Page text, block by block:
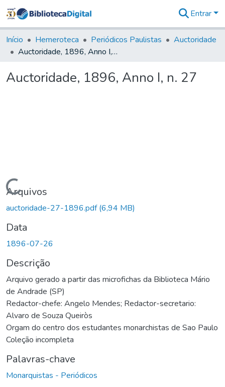
&
Coleções
Tudo na
Digital
Entrar
Início Hemeroteca Periódicos Paulistas
Auctoridade
Auctoridade, 1896, Anno I, n. 27
Auctoridade, 1896, Anno I, n. 27
Carregando...
Arquivos
auctoridade-27-1896.pdf(6,94 MB)
Data
1896-07-26
Descrição
Arquivo gerado a partir das microfichas da Biblioteca Mário
de Andrade (SP)
Redactor-chefe: Angelo Mendes; Redactor-secretario:
Alvaro de Souza Queiròs
Orgam do centro dos estudantes monarchistas de Sao Paulo
Coleção incompleta
Palavras-chave
Monarquistas - Periódicos